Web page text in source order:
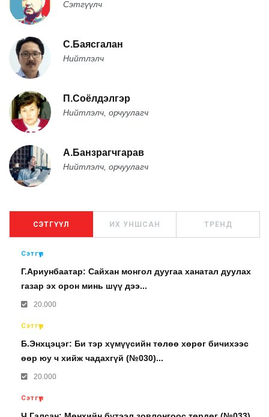
Сэтгүүлч
С.Баясгалан
Нийтлэлч
П.Соёлдэлгэр
Нийтлэлч, орчуулагч
А.Банзрагчгарав
Нийтлэлч, орчуулагч
СЭТГҮҮЛ ИХ УНШСАН ТРЕНД
Сэтгүүл
Г.Ариунбаатар: Сайхан монгол дуугаа ханатал дуулах
газар эх орон минь шүү дээ...
20.000
Сэтгүүл
Б.Энхцэцэг: Би тэр хүмүүсийн төлөө хөрөг бичихээс
өөр юу ч хийж чадахгүй (№030)...
20.000
Сэтгүүл